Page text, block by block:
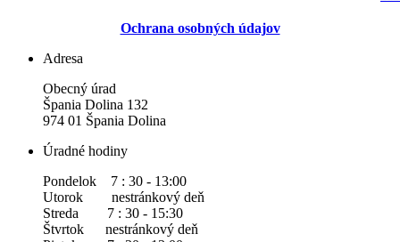
Ochrana osobných údajov
Adresa
Obecný úrad
Špania Dolina 132
974 01 Špania Dolina
Úradné hodiny
Pondelok 7 : 30 - 13:00
Utorok nestránkový deň
Streda 7 : 30 - 15:30
Štvrtok nestránkový deň